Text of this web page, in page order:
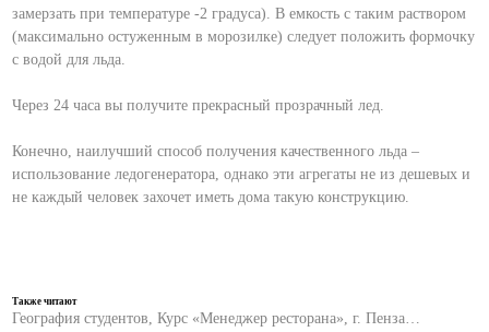
замерзать при температуре -2 градуса). В емкость с таким раствором
(максимально остуженным в морозилке) следует положить формочку
с водой для льда.
Через 24 часа вы получите прекрасный прозрачный лед.
Конечно, наилучший способ получения качественного льда –
использование ледогенератора, однако эти агрегаты не из дешевых и
не каждый человек захочет иметь дома такую конструкцию.
Также читают
География студентов, Курс «Менеджер ресторана», г. Пенза…